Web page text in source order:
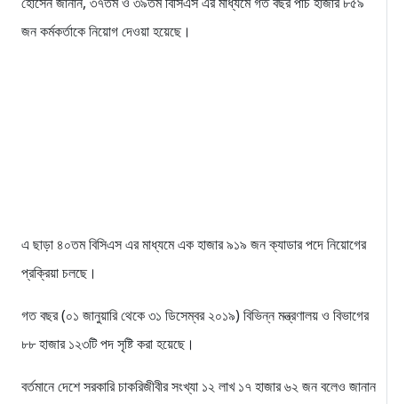
জন কর্মকর্তাকে নিয়োগ দেওয়া হয়েছে।
এ ছাড়া ৪০তম বিসিএস এর মাধ্যমে এক হাজার ৯১৯ জন ক্যাডার পদে নিয়োগের
প্রক্রিয়া চলছে।
গত বছর (০১ জানুয়ারি থেকে ৩১ ডিসেম্বর ২০১৯) বিভিন্ন মন্ত্রণালয় ও বিভাগের
৮৮ হাজার ১২৩টি পদ সৃষ্টি করা হয়েছে।
বর্তমানে দেশে সরকারি চাকরিজীবীর সংখ্যা ১২ লাখ ১৭ হাজার ৬২ জন বলেও জানান